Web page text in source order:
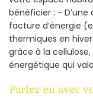
bénéficier : -
facture d’énergie
thermiques en
grâce à la
énergétique qui
Parlez-en avec